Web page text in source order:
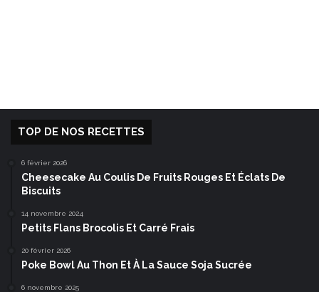
TOP DE NOS RECETTES
6 février 2026
Cheesecake Au Coulis De Fruits Rouges Et Éclats De
Biscuits
14 novembre 2024
Petits Flans Brocolis Et Carré Frais
20 février 2026
Poke Bowl Au Thon Et À La Sauce Soja Sucrée
6 novembre 2025